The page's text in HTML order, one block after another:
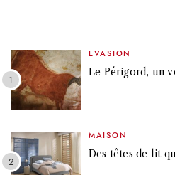
EVASION
Le Périgord, un
MAISON
Des têtes de lit